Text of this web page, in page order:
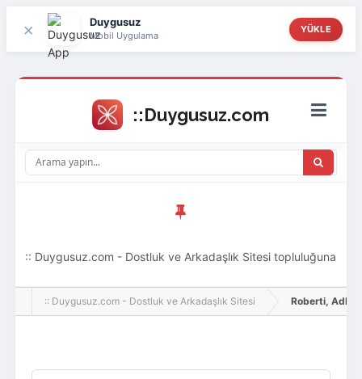
× Duygusuz
Mobil Uygulama
YÜKLE
:: Duygusuz.com - Dostluk ve Arkadaşlık Sitesi topluluğuna
hoş geldin ziyaretçi! Aramıza katılmak istersen kayıt
:: Duygusuz.com - Dostluk ve Arkadaşlık Sitesi Roberti, Adlı